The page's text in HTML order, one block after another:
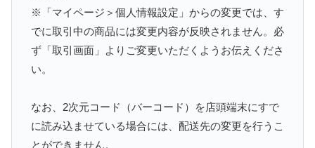
※「マイページ＞個人情報設定」からの変更では、す
でに取引中の商品には変更内容が反映されません。必
ず「取引画面」よりご変更いただくようお伝えくださ
い。
なお、2次元コード（バーコード）を店頭端末にすで
に読み込ませている場合には、配送先の変更を行うこ
とができません。